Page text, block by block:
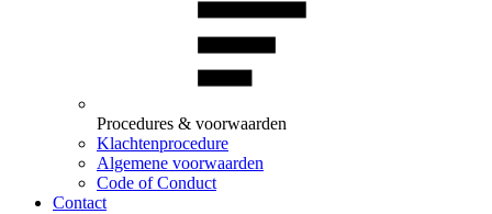
Procedures & voorwaarden
Klachtenprocedure
Algemene voorwaarden
Code of Conduct
Contact